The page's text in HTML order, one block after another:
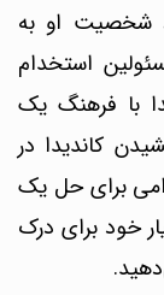
شخصیت او به
استخدام
با فرهنگ یک
کاندیدا در
برای حل یک
خود برای درک